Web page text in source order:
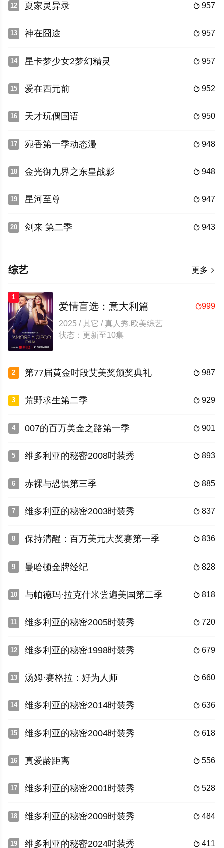
12  957
夏家灵异录
13  957
神在囧途
14  957
星卡梦少女2梦幻精灵
15  952
爱在西元前
16  950
天才玩偶国语
17  948
宛香第一季动态漫
18  948
金光御九界之东皇战影
19  947
星河至尊
20  943
剑来 第二季
更多 
综艺
1
999
爱情盲选：意大利篇
2025 / 其它 / 真人秀,欧美综艺
状态：更新至10集
2  987
第77届黄金时段艾美奖颁奖典礼
3  929
荒野求生第二季
4  901
007的百万美金之路第一季
5  893
维多利亚的秘密2008时装秀
6  885
赤裸与恐惧第三季
7  837
维多利亚的秘密2003时装秀
8  836
保持清醒：百万美元大奖赛第一季
9  828
曼哈顿金牌经纪
10  818
与帕德玛·拉克什米尝遍美国第二季
11  720
维多利亚的秘密2005时装秀
12  679
维多利亚的秘密1998时装秀
13  660
汤姆·赛格拉：好为人师
14  636
维多利亚的秘密2014时装秀
15  618
维多利亚的秘密2004时装秀
16  556
真爱龄距离
17  528
维多利亚的秘密2001时装秀
18  484
维多利亚的秘密2009时装秀
19  411
维多利亚的秘密2024时装秀